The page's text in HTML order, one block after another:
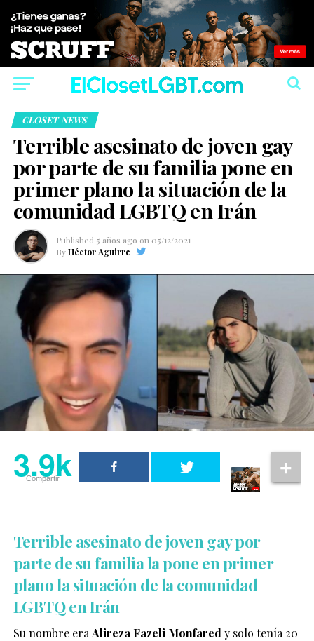
CLOSET NEWS
Terrible asesinato de joven gay
por parte de su familia pone en
primer plano la situación de la
comunidad LGBTQ en Irán
Published 5 años ago on 05/12/2021
By Héctor Aguirre
3.9k
Compartir
Terrible asesinato de joven gay por
parte de su familia la pone en primer
plano la situación de la comunidad
LGBTQ en Irán
Su nombre era Alireza Fazeli Monfared y solo tenía 20